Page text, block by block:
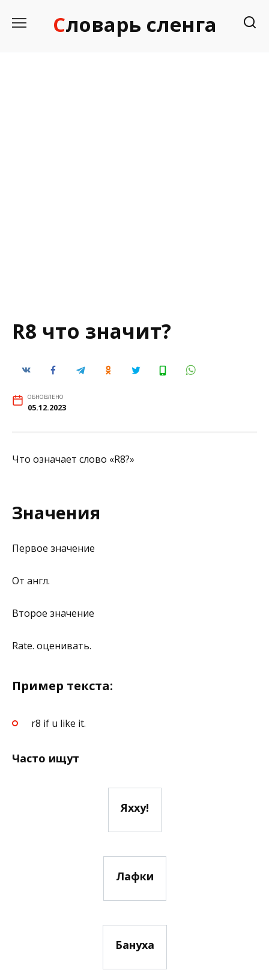
Словарь сленга
R8 что значит?
ОБНОВЛЕНО
05.12.2023
Что означает слово «R8?»
Значения
Первое значение
От англ.
Второе значение
Rate. оценивать.
Пример текста:
r8 if u like it.
Часто ищут
Яхху!
Лафки
Бануха